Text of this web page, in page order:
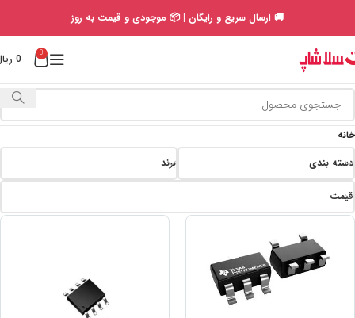
🚚 ارسال سریع و رایگان | 📦 موجودی و قیمت به روز
0
0
خانه
دسته بندی
برند
قیمت